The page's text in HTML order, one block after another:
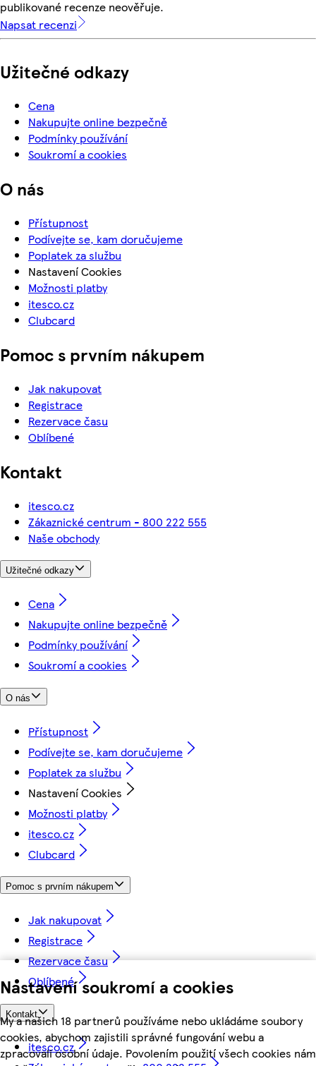
Nastavení soukromí a cookies
My a našich 18 partnerů používáme nebo ukládáme soubory
cookies, abychom zajistili správné fungování webu a
zpracovali osobní údaje. Povolením použití všech cookies nám
publikované recenze neověřuje.
Napsat recenzi
Užitečné odkazy
Cena
Nakupujte online bezpečně
Podmínky používání
Soukromí a cookies
O nás
Přístupnost
Podívejte se, kam doručujeme
Poplatek za službu
Nastavení Cookies
Možnosti platby
itesco.cz
Clubcard
Pomoc s prvním nákupem
Jak nakupovat
Registrace
Rezervace času
Oblíbené
Kontakt
itesco.cz
Zákaznické centrum - 800 222 555
Naše obchody
Užitečné odkazy
Cena
Nakupujte online bezpečně
Podmínky používání
Soukromí a cookies
O nás
Přístupnost
Podívejte se, kam doručujeme
Poplatek za službu
Nastavení Cookies
Možnosti platby
itesco.cz
Clubcard
Pomoc s prvním nákupem
Jak nakupovat
Registrace
Rezervace času
Oblíbené
Kontakt
itesco.cz